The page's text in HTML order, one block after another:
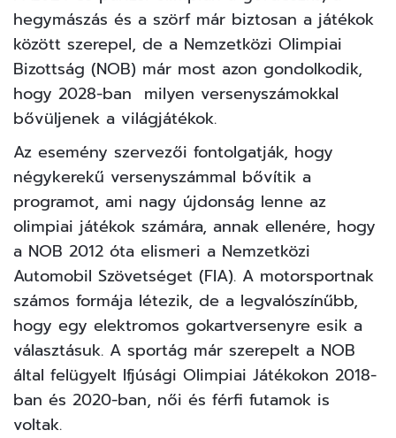
hegymászás és a szörf már biztosan a játékok
között szerepel, de a Nemzetközi Olimpiai
Bizottság (NOB) már most azon gondolkodik,
hogy 2028-ban milyen versenyszámokkal
bővüljenek a világjátékok.
Az esemény szervezői fontolgatják, hogy
négykerekű versenyszámmal bővítik a
programot, ami nagy újdonság lenne az
olimpiai játékok számára, annak ellenére, hogy
a NOB 2012 óta elismeri a Nemzetközi
Automobil Szövetséget (FIA). A motorsportnak
számos formája létezik, de a legvalószínűbb,
hogy egy elektromos gokartversenyre esik a
választásuk. A sportág már szerepelt a NOB
által felügyelt Ifjúsági Olimpiai Játékokon 2018-
ban és 2020-ban, női és férfi futamok is
voltak.